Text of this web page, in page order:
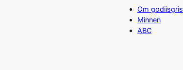
Om godiisgris
Minnen
ABC